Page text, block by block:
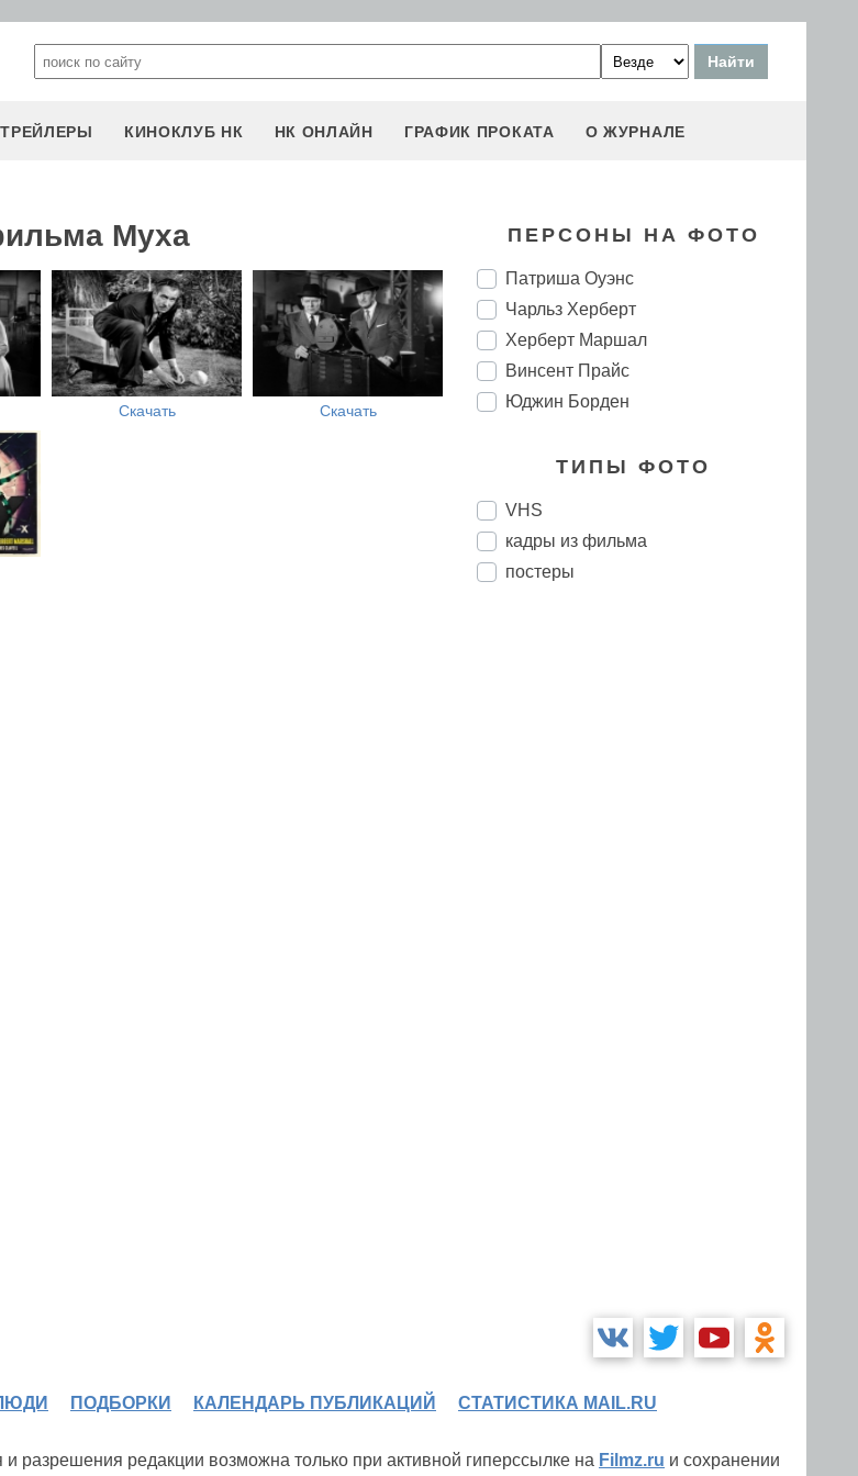
ТРЕЙЛЕРЫ КИНОКЛУБ НК НК ОНЛАЙН ГРАФИК ПРОКАТА О ЖУРНАЛЕ
Муха
Скачать Скачать
ПЕРСОНЫ НА ФОТО
Патриша Оуэнс
Чарльз Херберт
Херберт Маршал
Винсент Прайс
Юджин Борден
ТИПЫ ФОТО
VHS
кадры из фильма
постеры
ПОДБОРКИ КАЛЕНДАРЬ ПУБЛИКАЦИЙ СТАТИСТИКА MAIL.RU
разрешения редакции возможна только при активной гиперссылке на Filmz.ru и сохранении